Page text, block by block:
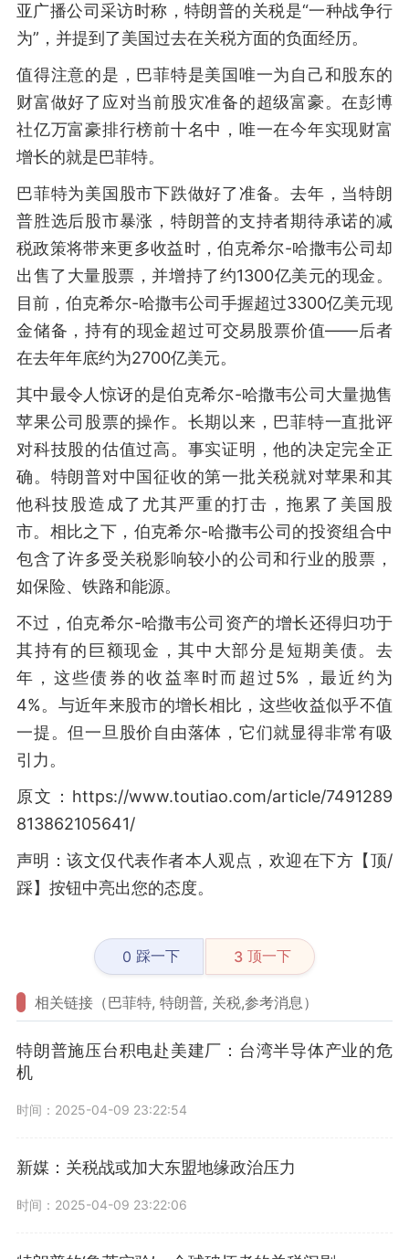
亚广播公司采访时称，特朗普的关税是“一种战争行
为”，并提到了美国过去在关税方面的负面经历。
值得注意的是，巴菲特是美国唯一为自己和股东的
财富做好了应对当前股灾准备的超级富豪。在彭博
社亿万富豪排行榜前十名中，唯一在今年实现财富
增长的就是巴菲特。
巴菲特为美国股市下跌做好了准备。去年，当特朗
普胜选后股市暴涨，特朗普的支持者期待承诺的减
税政策将带来更多收益时，伯克希尔-哈撒韦公司却
出售了大量股票，并增持了约1300亿美元的现金。
目前，伯克希尔-哈撒韦公司手握超过3300亿美元现
金储备，持有的现金超过可交易股票价值——后者
在去年年底约为2700亿美元。
其中最令人惊讶的是伯克希尔-哈撒韦公司大量抛售
苹果公司股票的操作。长期以来，巴菲特一直批评
对科技股的估值过高。事实证明，他的决定完全正
确。特朗普对中国征收的第一批关税就对苹果和其
他科技股造成了尤其严重的打击，拖累了美国股
市。相比之下，伯克希尔-哈撒韦公司的投资组合中
包含了许多受关税影响较小的公司和行业的股票，
如保险、铁路和能源。
不过，伯克希尔-哈撒韦公司资产的增长还得归功于
其持有的巨额现金，其中大部分是短期美债。去
年，这些债券的收益率时而超过5%，最近约为
4%。与近年来股市的增长相比，这些收益似乎不值
一提。但一旦股价自由落体，它们就显得非常有吸
引力。
原文：https://www.toutiao.com/article/7491289
813862105641/
声明：该文仅代表作者本人观点，欢迎在下方【顶/
踩】按钮中亮出您的态度。
0 踩一下 3 顶一下
相关链接（巴菲特, 特朗普, 关税,参考消息）
特朗普施压台积电赴美建厂：台湾半导体产业的危
机
时间：2025-04-09 23:22:54
新媒：关税战或加大东盟地缘政治压力
时间：2025-04-09 23:22:06